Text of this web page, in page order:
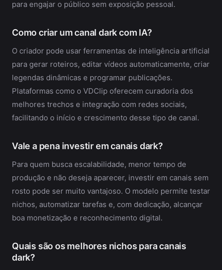
para engajar o público sem exposição pessoal.
Como criar um canal dark com IA?
O criador pode usar ferramentas de inteligência artificial
para gerar roteiros, editar vídeos automaticamente, criar
legendas dinâmicas e programar publicações.
Plataformas como o VDClip oferecem curadoria dos
melhores trechos e integração com redes sociais,
facilitando o início e crescimento desse tipo de canal.
Vale a pena investir em canais dark?
Para quem busca escalabilidade, menor tempo de
produção e não deseja aparecer, investir em canais sem
rosto pode ser muito vantajoso. O modelo permite testar
nichos, automatizar tarefas e, com dedicação, alcançar
boa monetização e reconhecimento digital.
Quais são os melhores nichos para canais
dark?